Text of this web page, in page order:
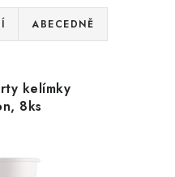
ABECEDNĚ
kelímky
8ks